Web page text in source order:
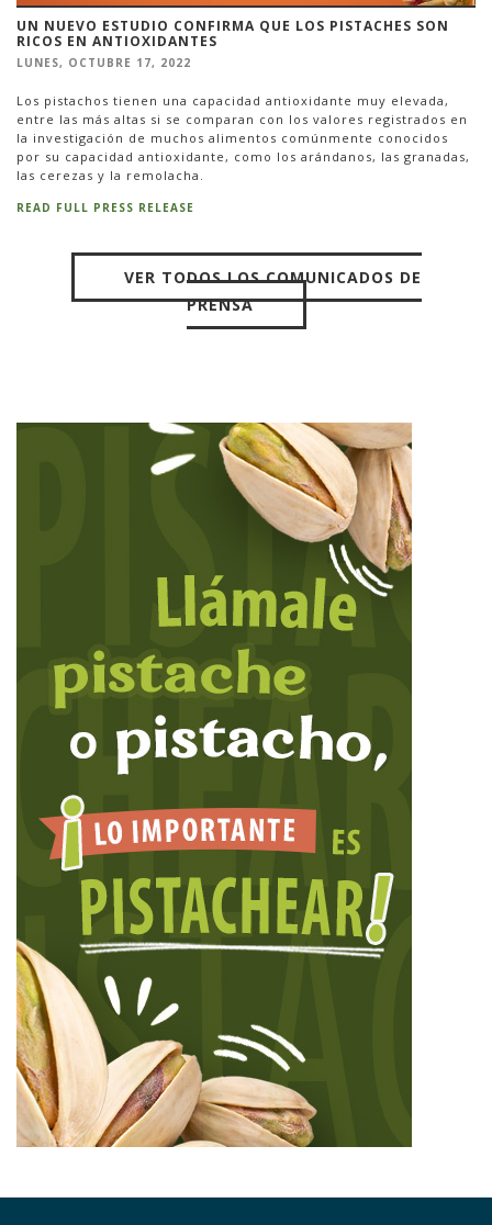
UN NUEVO ESTUDIO CONFIRMA QUE LOS PISTACHES SON
RICOS EN ANTIOXIDANTES
LUNES, OCTUBRE 17, 2022
Los pistachos tienen una capacidad antioxidante muy elevada,
entre las más altas si se comparan con los valores registrados en
la investigación de muchos alimentos comúnmente conocidos
por su capacidad antioxidante, como los arándanos, las granadas,
las cerezas y la remolacha.
READ FULL PRESS RELEASE
VER TODOS LOS COMUNICADOS DE
PRENSA